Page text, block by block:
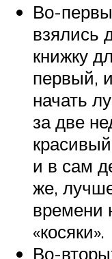
Во-
взялись
книжку
первый,
начать
за две
и в сам
же,
времени
«косяки».
Во-